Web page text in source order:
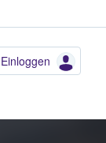
Einloggen